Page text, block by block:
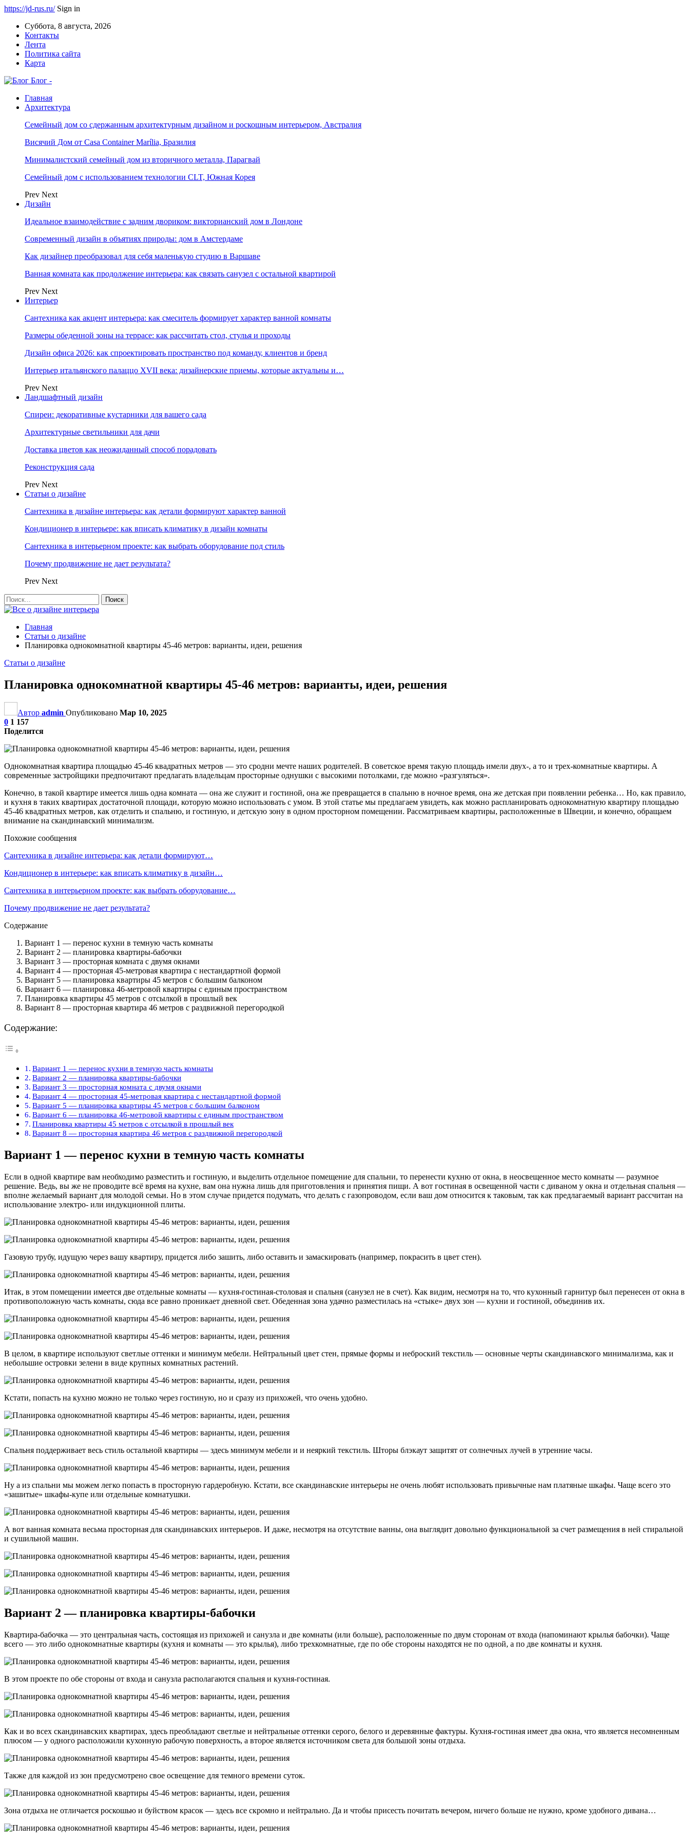
https://jd-rus.ru/ Sign in
Суббота, 8 августа, 2026
Контакты
Лента
Политика сайта
Карта
Блог -
Главная
Архитектура
Семейный дом со сдержанным архитектурным дизайном и роскошным интерьером, Австралия
Висячий Дом от Casa Container Marília, Бразилия
Минималистский семейный дом из вторичного металла, Парагвай
Семейный дом с использованием технологии CLT, Южная Корея
Prev Next
Дизайн
Идеальное взаимодействие с задним двориком: викторианский дом в Лондоне
Современный дизайн в объятиях природы: дом в Амстердаме
Как дизайнер преобразовал для себя маленькую студию в Варшаве
Ванная комната как продолжение интерьера: как связать санузел с остальной квартирой
Prev Next
Интерьер
Сантехника как акцент интерьера: как смеситель формирует характер ванной комнаты
Размеры обеденной зоны на террасе: как рассчитать стол, стулья и проходы
Дизайн офиса 2026: как спроектировать пространство под команду, клиентов и бренд
Интерьер итальянского палаццо XVII века: дизайнерские приемы, которые актуальны и…
Prev Next
Ландшафтный дизайн
Спиреи: декоративные кустарники для вашего сада
Архитектурные светильники для дачи
Доставка цветов как неожиданный способ порадовать
Реконструкция сада
Prev Next
Статьи о дизайне
Сантехника в дизайне интерьера: как детали формируют характер ванной
Кондиционер в интерьере: как вписать климатику в дизайн комнаты
Сантехника в интерьерном проекте: как выбрать оборудование под стиль
Почему продвижение не дает результата?
Prev Next
Главная
Статьи о дизайне
Планировка однокомнатной квартиры 45-46 метров: варианты, идеи, решения
Статьи о дизайне
Планировка однокомнатной квартиры 45-46 метров: варианты, идеи, решения
Автор admin Опубликовано Мар 10, 2025
0 1 157
Поделится
Однокомнатная квартира площадью 45-46 квадратных метров — это сродни мечте наших родителей. В советское время такую площадь имели двух-, а то и трех-комнатные квартиры. А
современные застройщики предпочитают предлагать владельцам просторные однушки с высокими потолками, где можно «разгуляться».
Конечно, в такой квартире имеется лишь одна комната — она же служит и гостиной, она же превращается в спальню в ночное время, она же детская при появлении ребенка… Но, как правило,
и кухня в таких квартирах достаточной площади, которую можно использовать с умом. В этой статье мы предлагаем увидеть, как можно распланировать однокомнатную квартиру площадью
45-46 квадратных метров, как отделить и спальню, и гостиную, и детскую зону в одном просторном помещении. Рассматриваем квартиры, расположенные в Швеции, и конечно, обращаем
внимание на скандинавский минимализм.
Похожие сообщения
Сантехника в дизайне интерьера: как детали формируют…
Кондиционер в интерьере: как вписать климатику в дизайн…
Сантехника в интерьерном проекте: как выбрать оборудование…
Почему продвижение не дает результата?
Содержание
Вариант 1 — перенос кухни в темную часть комнаты
Вариант 2 — планировка квартиры-бабочки
Вариант 3 — просторная комната с двумя окнами
Вариант 4 — просторная 45-метровая квартира с нестандартной формой
Вариант 5 — планировка квартиры 45 метров с большим балконом
Вариант 6 — планировка 46-метровой квартиры с единым пространством
Планировка квартиры 45 метров с отсылкой в прошлый век
Вариант 8 — просторная квартира 46 метров с раздвижной перегородкой
Содержание:
Вариант 1 — перенос кухни в темную часть комнаты
Вариант 2 — планировка квартиры-бабочки
Вариант 3 — просторная комната с двумя окнами
Вариант 4 — просторная 45-метровая квартира с нестандартной формой
Вариант 5 — планировка квартиры 45 метров с большим балконом
Вариант 6 — планировка 46-метровой квартиры с единым пространством
Планировка квартиры 45 метров с отсылкой в прошлый век
Вариант 8 — просторная квартира 46 метров с раздвижной перегородкой
Вариант 1 — перенос кухни в темную часть комнаты
Если в одной квартире вам необходимо разместить и гостиную, и выделить отдельное помещение для спальни, то перенести кухню от окна, в неосвещенное место комнаты — разумное
решение. Ведь, вы же не проводите всё время на кухне, вам она нужна лишь для приготовления и принятия пищи. А вот гостиная в освещенной части с диваном у окна и отдельная спальня —
вполне желаемый вариант для молодой семьи. Но в этом случае придется подумать, что делать с газопроводом, если ваш дом относится к таковым, так как предлагаемый вариант рассчитан на
использование электро- или индукционной плиты.
Газовую трубу, идущую через вашу квартиру, придется либо зашить, либо оставить и замаскировать (например, покрасить в цвет стен).
Итак, в этом помещении имеется две отдельные комнаты — кухня-гостиная-столовая и спальня (санузел не в счет). Как видим, несмотря на то, что кухонный гарнитур был перенесен от окна в
противоположную часть комнаты, сюда все равно проникает дневной свет. Обеденная зона удачно разместилась на «стыке» двух зон — кухни и гостиной, объединив их.
В целом, в квартире используют светлые оттенки и минимум мебели. Нейтральный цвет стен, прямые формы и неброский текстиль — основные черты скандинавского минимализма, как и
небольшие островки зелени в виде крупных комнатных растений.
Кстати, попасть на кухню можно не только через гостиную, но и сразу из прихожей, что очень удобно.
Спальня поддерживает весь стиль остальной квартиры — здесь минимум мебели и и неяркий текстиль. Шторы блэкаут защитят от солнечных лучей в утренние часы.
Ну а из спальни мы можем легко попасть в просторную гардеробную. Кстати, все скандинавские интерьеры не очень любят использовать привычные нам платяные шкафы. Чаще всего это
«зашитые» шкафы-купе или отдельные комнатушки.
А вот ванная комната весьма просторная для скандинавских интерьеров. И даже, несмотря на отсутствие ванны, она выглядит довольно функциональной за счет размещения в ней стиральной
и сушильной машин.
Вариант 2 — планировка квартиры-бабочки
Квартира-бабочка — это центральная часть, состоящая из прихожей и санузла и две комнаты (или больше), расположенные по двум сторонам от входа (напоминают крылья бабочки). Чаще
всего — это либо однокомнатные квартиры (кухня и комнаты — это крылья), либо трехкомнатные, где по обе стороны находятся не по одной, а по две комнаты и кухня.
В этом проекте по обе стороны от входа и санузла располагаются спальня и кухня-гостиная.
Как и во всех скандинавских квартирах, здесь преобладают светлые и нейтральные оттенки серого, белого и деревянные фактуры. Кухня-гостиная имеет два окна, что является несомненным
плюсом — у одного расположили кухонную рабочую поверхность, а второе является источником света для большой зоны отдыха.
Также для каждой из зон предусмотрено свое освещение для темного времени суток.
Зона отдыха не отличается роскошью и буйством красок — здесь все скромно и нейтрально. Да и чтобы присесть почитать вечером, ничего больше не нужно, кроме удобного дивана…